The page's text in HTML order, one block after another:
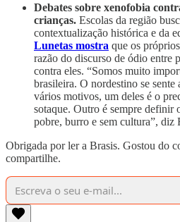
Debates sobre xenofobia
crianças. Escolas da região
contextualização histórica e da
Lunetas mostra que os
razão do discurso de ódio entre
contra eles. “Somos muito
brasileira. O nordestino se
vários motivos, um deles é o
sotaque. Outro é sempre definir
pobre, burro e sem cultura”, diz
Obrigada por ler a Brasis. Gostou do
compartilhe.